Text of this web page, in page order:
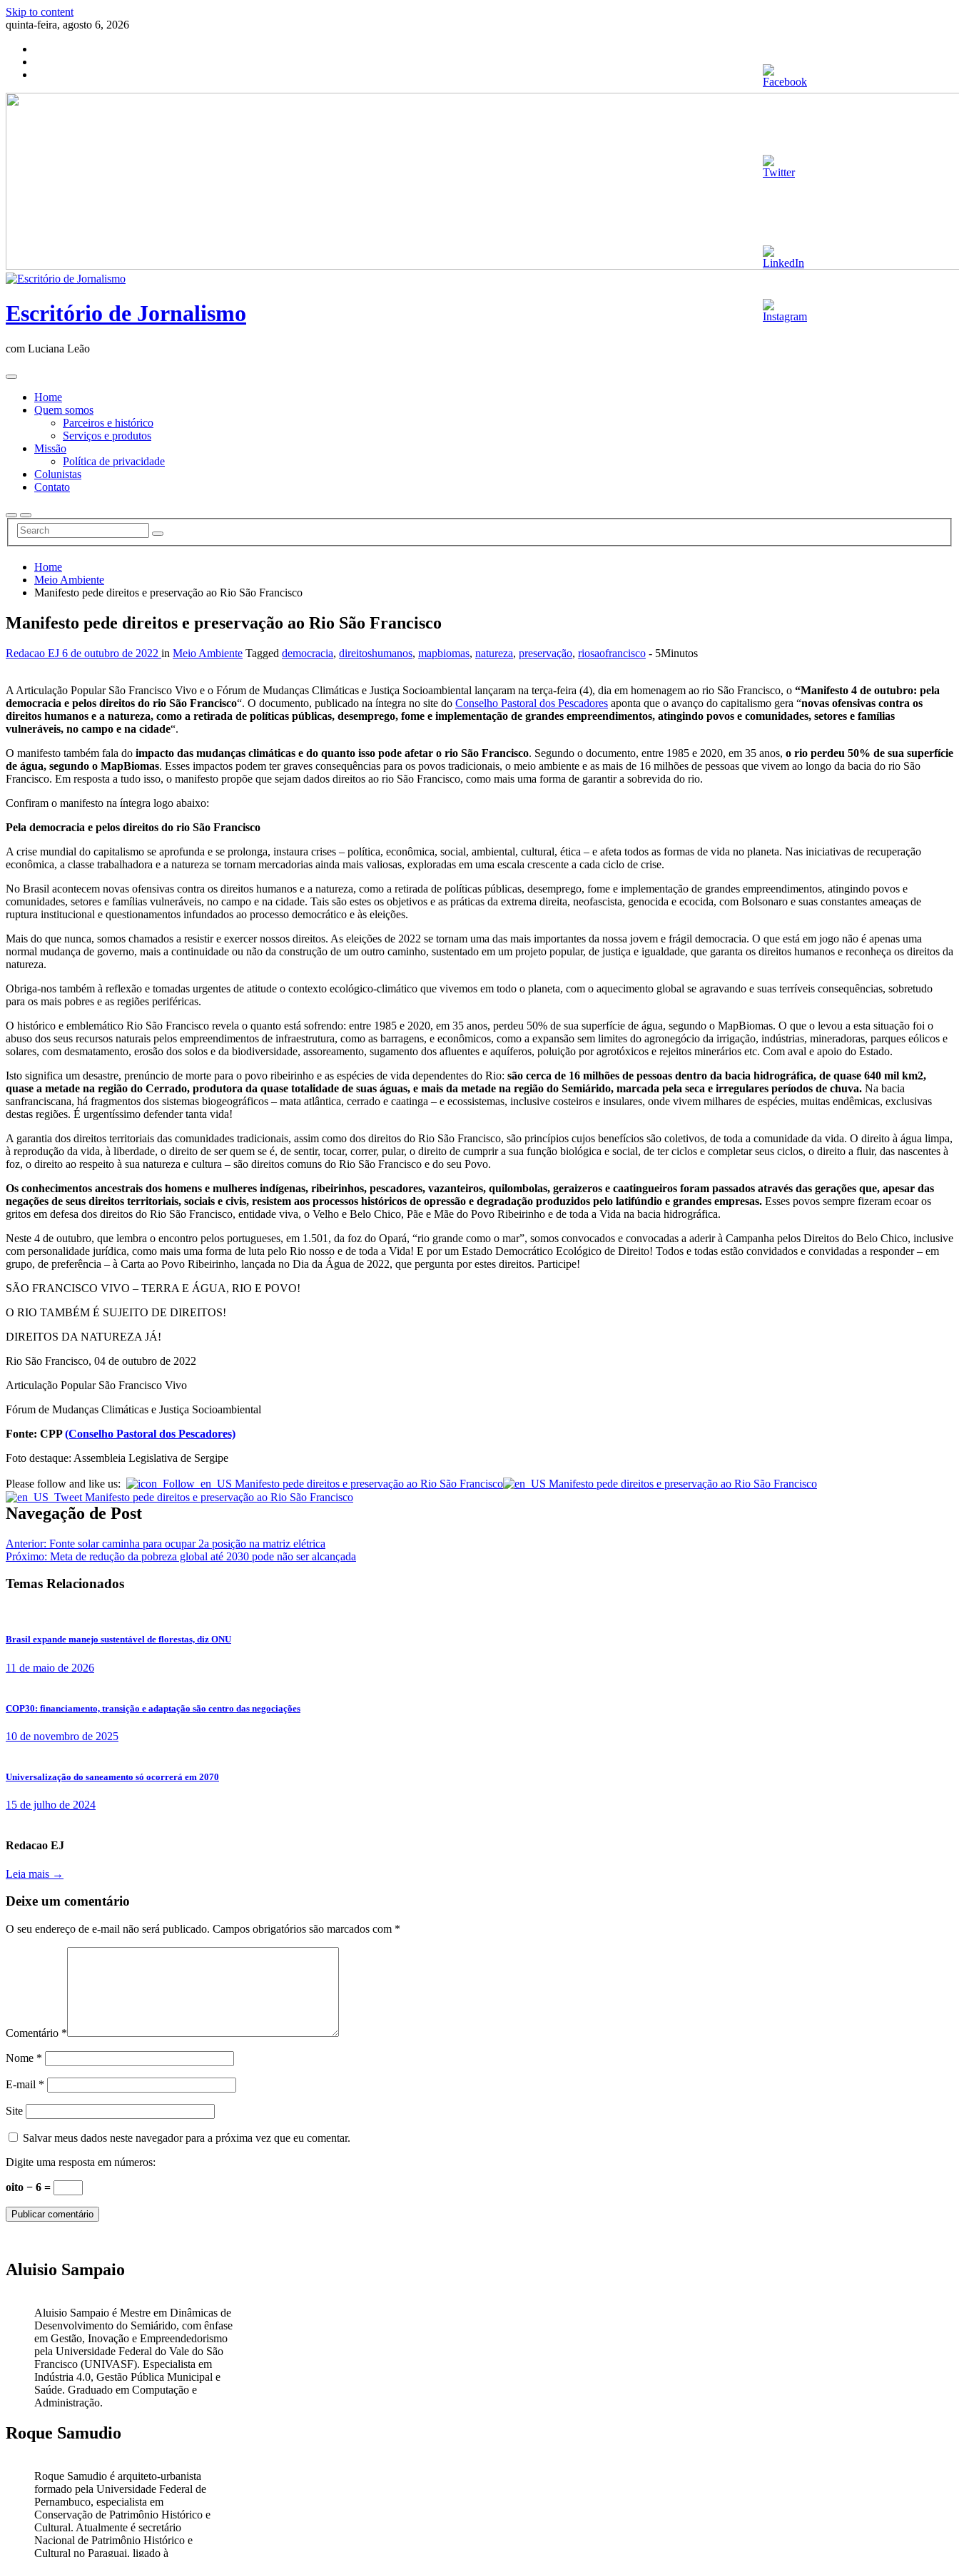
Skip to content
quinta-feira, agosto 6, 2026
Escritório de Jornalismo
com Luciana Leão
Home
Quem somos
Parceiros e histórico
Serviços e produtos
Missão
Política de privacidade
Colunistas
Contato
Home
Meio Ambiente
Manifesto pede direitos e preservação ao Rio São Francisco
Manifesto pede direitos e preservação ao Rio São Francisco
Redacao EJ 6 de outubro de 2022 in Meio Ambiente Tagged democracia, direitoshumanos, mapbiomas, natureza, preservação, riosaofrancisco - 5Minutos
A Articulação Popular São Francisco Vivo e o Fórum de Mudanças Climáticas e Justiça Socioambiental lançaram na terça-feira (4), dia em homenagem ao rio São Francisco, o “Manifesto 4 de outubro: pela
democracia e pelos direitos do rio São Francisco“. O documento, publicado na íntegra no site do Conselho Pastoral dos Pescadores aponta que o avanço do capitalismo gera “novas ofensivas contra os
direitos humanos e a natureza, como a retirada de políticas públicas, desemprego, fome e implementação de grandes empreendimentos, atingindo povos e comunidades, setores e famílias
vulneráveis, no campo e na cidade“.
O manifesto também fala do impacto das mudanças climáticas e do quanto isso pode afetar o rio São Francisco. Segundo o documento, entre 1985 e 2020, em 35 anos, o rio perdeu 50% de sua superfície
de água, segundo o MapBiomas. Esses impactos podem ter graves consequências para os povos tradicionais, o meio ambiente e as mais de 16 milhões de pessoas que vivem ao longo da bacia do rio São
Francisco. Em resposta a tudo isso, o manifesto propõe que sejam dados direitos ao rio São Francisco, como mais uma forma de garantir a sobrevida do rio.
Confiram o manifesto na íntegra logo abaixo:
Pela democracia e pelos direitos do rio São Francisco
A crise mundial do capitalismo se aprofunda e se prolonga, instaura crises – política, econômica, social, ambiental, cultural, ética – e afeta todos as formas de vida no planeta. Nas iniciativas de recuperação
econômica, a classe trabalhadora e a natureza se tornam mercadorias ainda mais valiosas, exploradas em uma escala crescente a cada ciclo de crise.
No Brasil acontecem novas ofensivas contra os direitos humanos e a natureza, como a retirada de políticas públicas, desemprego, fome e implementação de grandes empreendimentos, atingindo povos e
comunidades, setores e famílias vulneráveis, no campo e na cidade. Tais são estes os objetivos e as práticas da extrema direita, neofascista, genocida e ecocida, com Bolsonaro e suas constantes ameaças de
ruptura institucional e questionamentos infundados ao processo democrático e às eleições.
Mais do que nunca, somos chamados a resistir e exercer nossos direitos. As eleições de 2022 se tornam uma das mais importantes da nossa jovem e frágil democracia. O que está em jogo não é apenas uma
normal mudança de governo, mais a continuidade ou não da construção de um outro caminho, sustentado em um projeto popular, de justiça e igualdade, que garanta os direitos humanos e reconheça os direitos da
natureza.
Obriga-nos também à reflexão e tomadas urgentes de atitude o contexto ecológico-climático que vivemos em todo o planeta, com o aquecimento global se agravando e suas terríveis consequências, sobretudo
para os mais pobres e as regiões periféricas.
O histórico e emblemático Rio São Francisco revela o quanto está sofrendo: entre 1985 e 2020, em 35 anos, perdeu 50% de sua superfície de água, segundo o MapBiomas. O que o levou a esta situação foi o
abuso dos seus recursos naturais pelos empreendimentos de infraestrutura, como as barragens, e econômicos, como a expansão sem limites do agronegócio da irrigação, indústrias, mineradoras, parques eólicos e
solares, com desmatamento, erosão dos solos e da biodiversidade, assoreamento, sugamento dos afluentes e aquíferos, poluição por agrotóxicos e rejeitos minerários etc. Com aval e apoio do Estado.
Isto significa um desastre, prenúncio de morte para o povo ribeirinho e as espécies de vida dependentes do Rio: são cerca de 16 milhões de pessoas dentro da bacia hidrográfica, de quase 640 mil km2,
quase a metade na região do Cerrado, produtora da quase totalidade de suas águas, e mais da metade na região do Semiárido, marcada pela seca e irregulares períodos de chuva. Na bacia
sanfranciscana, há fragmentos dos sistemas biogeográficos – mata atlântica, cerrado e caatinga – e ecossistemas, inclusive costeiros e insulares, onde vivem milhares de espécies, muitas endêmicas, exclusivas
destas regiões. É urgentíssimo defender tanta vida!
A garantia dos direitos territoriais das comunidades tradicionais, assim como dos direitos do Rio São Francisco, são princípios cujos benefícios são coletivos, de toda a comunidade da vida. O direito à água limpa,
à reprodução da vida, à liberdade, o direito de ser quem se é, de sentir, tocar, correr, pular, o direito de cumprir a sua função biológica e social, de ter ciclos e completar seus ciclos, o direito a fluir, das nascentes à
foz, o direito ao respeito à sua natureza e cultura – são direitos comuns do Rio São Francisco e do seu Povo.
Os conhecimentos ancestrais dos homens e mulheres indígenas, ribeirinhos, pescadores, vazanteiros, quilombolas, geraizeros e caatingueiros foram passados através das gerações que, apesar das
negações de seus direitos territoriais, sociais e civis, resistem aos processos históricos de opressão e degradação produzidos pelo latifúndio e grandes empresas. Esses povos sempre fizeram ecoar os
gritos em defesa dos direitos do Rio São Francisco, entidade viva, o Velho e Belo Chico, Pãe e Mãe do Povo Ribeirinho e de toda a Vida na bacia hidrográfica.
Neste 4 de outubro, que lembra o encontro pelos portugueses, em 1.501, da foz do Opará, “rio grande como o mar”, somos convocados e convocadas a aderir à Campanha pelos Direitos do Belo Chico, inclusive
com personalidade jurídica, como mais uma forma de luta pelo Rio nosso e de toda a Vida! E por um Estado Democrático Ecológico de Direito! Todos e todas estão convidados e convidadas a responder – em
grupo, de preferência – à Carta ao Povo Ribeirinho, lançada no Dia da Água de 2022, que pergunta por estes direitos. Participe!
SÃO FRANCISCO VIVO – TERRA E ÁGUA, RIO E POVO!
O RIO TAMBÉM É SUJEITO DE DIREITOS!
DIREITOS DA NATUREZA JÁ!
Rio São Francisco, 04 de outubro de 2022
Articulação Popular São Francisco Vivo
Fórum de Mudanças Climáticas e Justiça Socioambiental
Fonte: CPP(Conselho Pastoral dos Pescadores)
Foto destaque: Assembleia Legislativa de Sergipe
Please follow and like us:
Navegação de Post
Anterior: Fonte solar caminha para ocupar 2a posição na matriz elétrica
Próximo: Meta de redução da pobreza global até 2030 pode não ser alcançada
Temas Relacionados
Brasil expande manejo sustentável de florestas, diz ONU
11 de maio de 2026
COP30: financiamento, transição e adaptação são centro das negociações
10 de novembro de 2025
Universalização do saneamento só ocorrerá em 2070
15 de julho de 2024
Redacao EJ
Leia mais →
Deixe um comentário
O seu endereço de e-mail não será publicado. Campos obrigatórios são marcados com *
Comentário *
Nome *
E-mail *
Site
Salvar meus dados neste navegador para a próxima vez que eu comentar.
Digite uma resposta em números:
oito − 6 =
Aluisio Sampaio
Aluisio Sampaio é Mestre em Dinâmicas de
Desenvolvimento do Semiárido, com ênfase
em Gestão, Inovação e Empreendedorismo
pela Universidade Federal do Vale do São
Francisco (UNIVASF). Especialista em
Indústria 4.0, Gestão Pública Municipal e
Saúde. Graduado em Computação e
Administração.
Roque Samudio
Roque Samudio é arquiteto-urbanista
formado pela Universidade Federal de
Pernambuco, especialista em
Conservação de Patrimônio Histórico e
Cultural. Atualmente é secretário
Nacional de Patrimônio Histórico e
Cultural no Paraguai, ligado à